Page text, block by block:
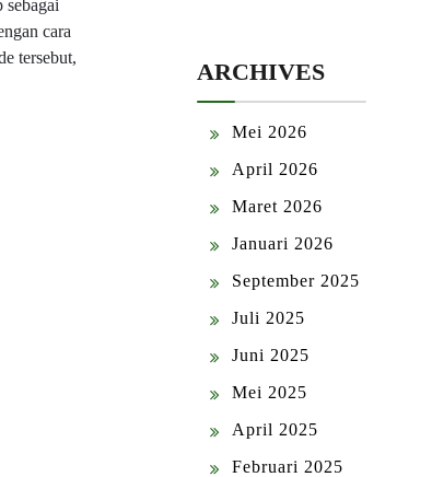
sebagai
cara
tersebut,
ARCHIVES
Mei 2026
April 2026
Maret 2026
Januari 2026
September 2025
Juli 2025
Juni 2025
Mei 2025
April 2025
Februari 2025